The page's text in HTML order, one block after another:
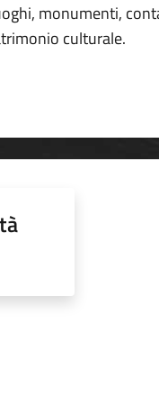
monumenti,
culturale.